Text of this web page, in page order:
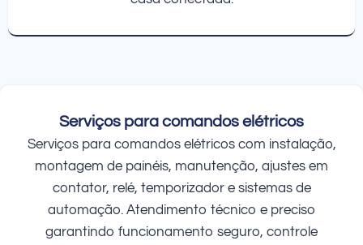
Serviços para comandos elétricos
Serviços para comandos elétricos com instalação,
montagem de painéis, manutenção, ajustes em
contator, relé, temporizador e sistemas de
automação. Atendimento técnico e preciso
garantindo funcionamento seguro, controle